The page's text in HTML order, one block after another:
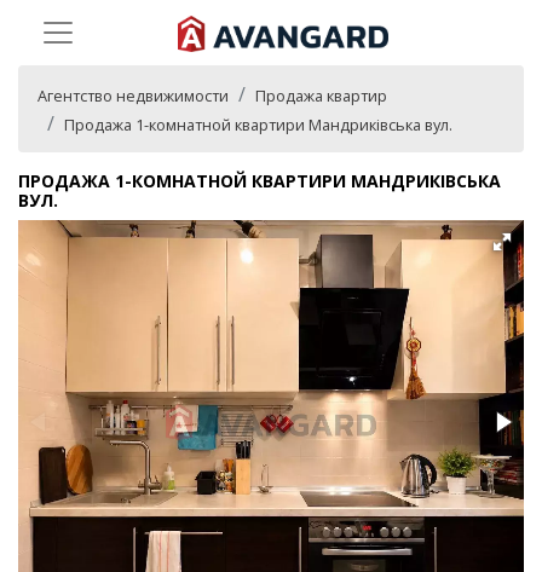
Агентство недвижимости
Продажа квартир
Продажа 1-комнатной квартири Мандриківська вул.
ПРОДАЖА 1-КОМНАТНОЙ КВАРТИРИ МАНДРИКІВСЬКА
ВУЛ.